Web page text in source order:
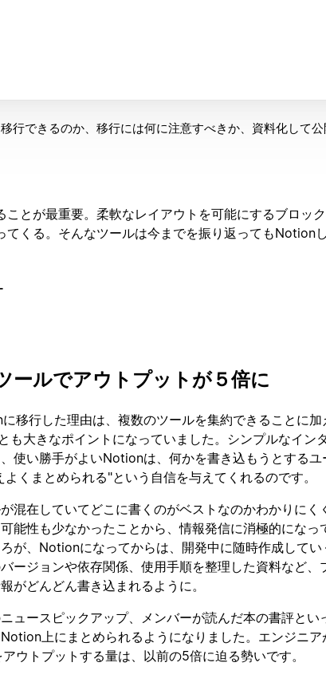
行できるのか、移行には何に注意すべきか、資料化して
とが最重要。柔軟なレイアウトを可能にするブロッ
くる。そんなツールは今までを振り返ってもNotion
ールでアウトプットが５倍に
移行した理由は、複数のツールを集約できることに加
も大きなポイントになっていました。シンプルなイン
使い勝手がよいNotionは、何かを書き込もうとするユ
くまとめられる"という自信を与えてくれるのです。
混在していてどこに書くのがベストなのかわかりにく
能性も少なかったことから、情報発信に消極的になっ
が、Notionになってからは、開発中に随時作成してい
ージョンや依存関係、使用手順を整理した資料など、
がどんどん書き込まれるように。
ュースピックアップ、メンバーが読んだ本の書評とい
上にまとめられるようになりました。エンジニア
ウトプットする量は、以前の5倍に迫る勢いです。